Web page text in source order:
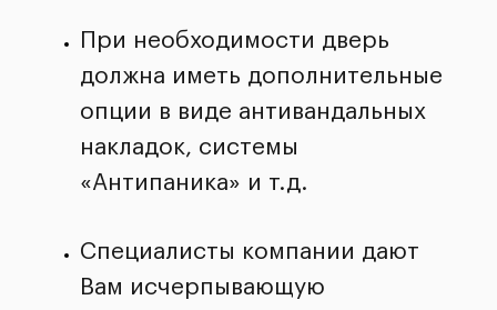
При необходимости дверь
должна иметь дополнительные
опции в виде антивандальных
накладок, системы
«Антипаника» и т.д.
Специалисты компании дают
Вам исчерпывающую